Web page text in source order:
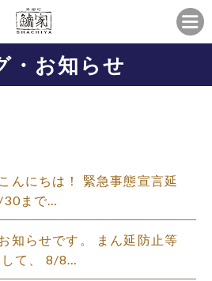
・お知らせ
んにちは！ 緊急事態宣言延
30まで…
知らせです。 まん延防止等
て、 8/8…